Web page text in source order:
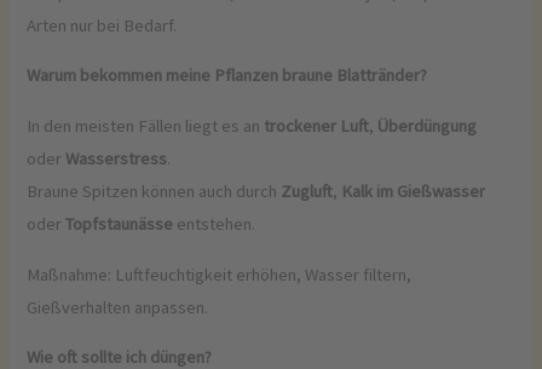
Arten nur bei Bedarf.
Warum bekommen meine Pflanzen braune Blattränder?
In den meisten Fällen liegt es an trockener Luft, Überdüngung
oder Wasserstress.
Braune Spitzen können auch durch Zugluft, Kalk im Gießwasser
oderTopfstaunässe entstehen.
Maßnahme: Luftfeuchtigkeit erhöhen, Wasser filtern,
Gießverhalten anpassen.
Wie oft sollte ich düngen?